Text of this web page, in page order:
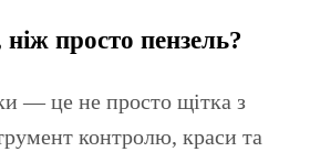
просто пензель?
— це не просто щітка з
контролю, краси та